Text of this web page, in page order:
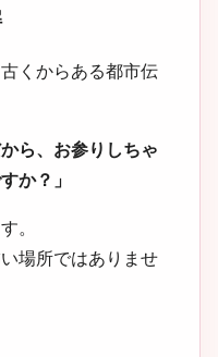
くからある都市伝
ら、お参りしちゃ
か？」
。
場所ではありませ